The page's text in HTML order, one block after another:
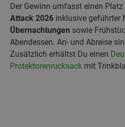
Der Gewinn umfasst einen Platz
Attack 2026 inklusive geführter
Übernachtungen sowie
Abendessen. An‑ und Abreise
Zusätzlich erhältst Du einen
Protektorenrucksack mit